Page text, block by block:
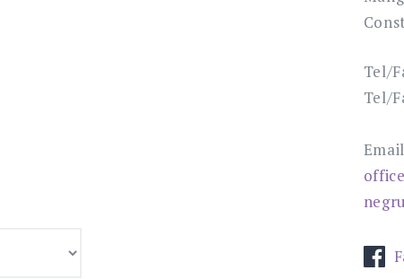
Tel/
Tel/